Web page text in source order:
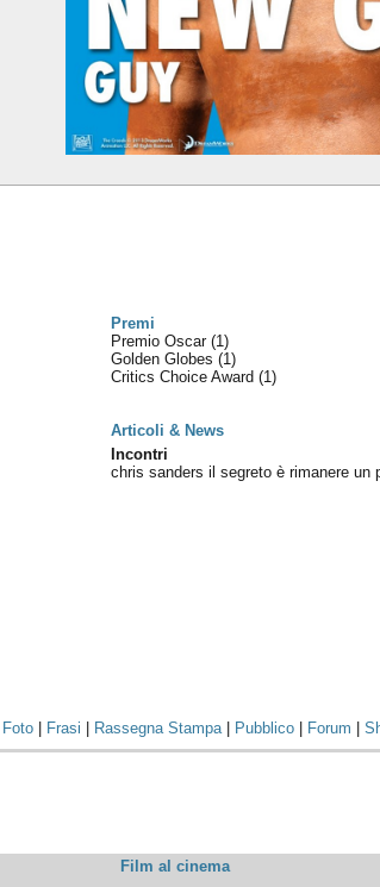
Premi
Premio Oscar(1)
Golden Globes(1)
Critics Choice Award(1)
Articoli & News
Incontri
chris sanders il segreto è rimanere un
Foto Frasi Rassegna Stampa| Pubblico Forum |
Film al cinema